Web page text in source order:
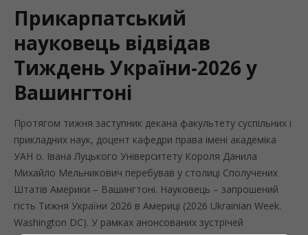
Прикарпатський
науковець відвідав
Тиждень України-2026 у
Вашингтоні
Протягом тижня заступник декана факультету суспільних і
прикладних наук, доцент кафедри права імені академіка
УАН о. Івана Луцького Університету Короля Данила
Михайло Мельникович перебував у столиці Сполучених
Штатів Америки – Вашингтоні. Науковець – запрошений
гість Тижня України 2026 в Америці (2026 Ukrainian Week.
Washington DC). У рамках анонсованих зустрічей